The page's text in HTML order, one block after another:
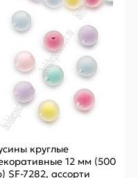
круглые
12 мм (500
SF-7282, ассорти